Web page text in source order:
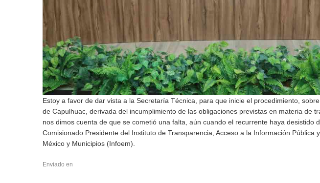
Estoy a favor de dar vista a la Secretaría Técnica, para que inicie el procedimiento,
de Capulhuac, derivada del incumplimiento de las obligaciones previstas en materia de
nos dimos cuenta de que se cometió una falta, aún cuando el recurrente haya desistido
Comisionado Presidente del Instituto de Transparencia, Acceso a la Información Pública
México y Municipios (Infoem).
Enviado en